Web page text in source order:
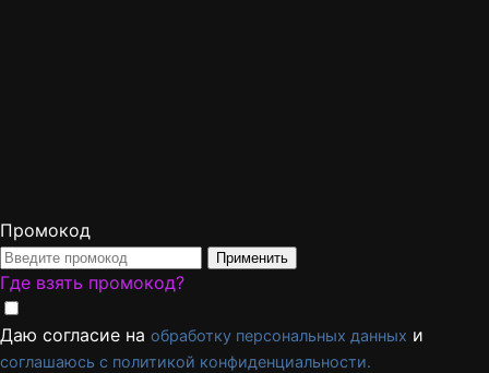
Промокод
Применить
Где взять промокод?
Даю согласие на обработку персональных данных и
соглашаюсь с политикой конфиденциальности.